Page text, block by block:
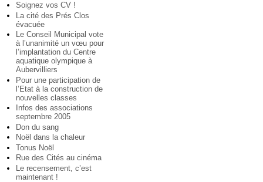
Soignez vos CV !
La cité des Prés Clos
évacuée
Le Conseil Municipal vote
à l’unanimité un vœu pour
l’implantation du Centre
aquatique olympique à
Aubervilliers
Pour une participation de
l’Etat à la construction de
nouvelles classes
Infos des associations
septembre 2005
Don du sang
Noël dans la chaleur
Tonus Noël
Rue des Cités au cinéma
Le recensement, c’est
maintenant !